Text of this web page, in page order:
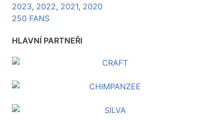
2023, 2022, 2021, 2020
250 FANS
HLAVNÍ PARTNEŘI